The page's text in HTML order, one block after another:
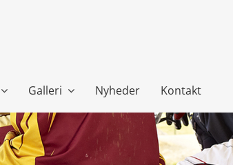
Galleri Nyheder Kontakt